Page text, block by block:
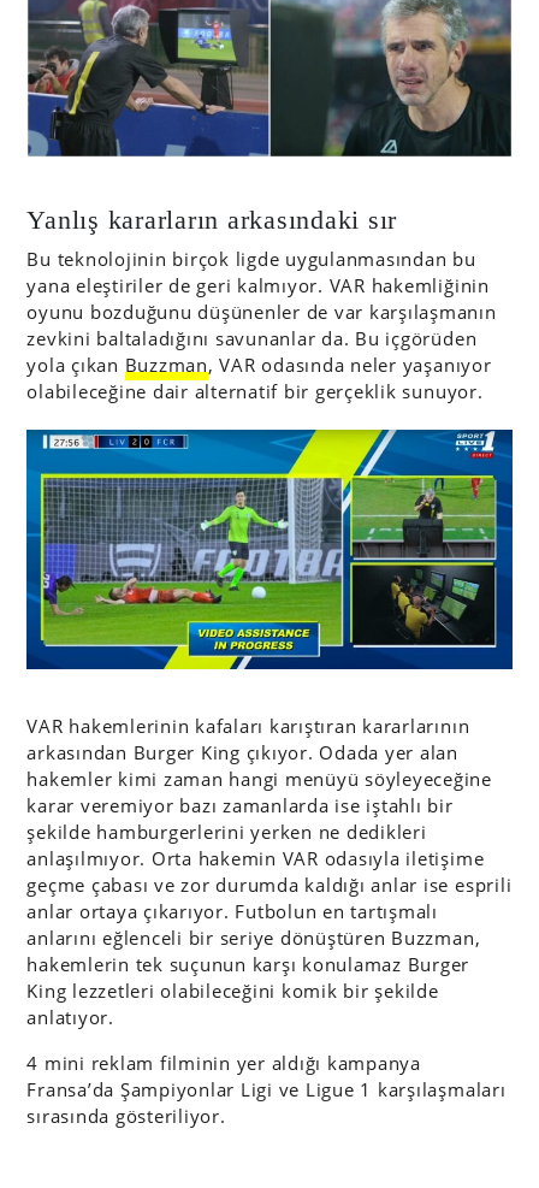
Yanlış kararların arkasındaki sır
Bu teknolojinin birçok ligde uygulanmasından bu
yana eleştiriler de geri kalmıyor. VAR hakemliğinin
oyunu bozduğunu düşünenler de var karşılaşmanın
zevkini baltaladığını savunanlar da. Bu içgörüden
yola çıkan Buzzman, VAR odasında neler yaşanıyor
olabileceğine dair alternatif bir gerçeklik sunuyor.
VAR hakemlerinin kafaları karıştıran kararlarının
arkasından Burger King çıkıyor. Odada yer alan
hakemler kimi zaman hangi menüyü söyleyeceğine
karar veremiyor bazı zamanlarda ise iştahlı bir
şekilde hamburgerlerini yerken ne dedikleri
anlaşılmıyor. Orta hakemin VAR odasıyla iletişime
geçme çabası ve zor durumda kaldığı anlar ise esprili
anlar ortaya çıkarıyor. Futbolun en tartışmalı
anlarını eğlenceli bir seriye dönüştüren Buzzman,
hakemlerin tek suçunun karşı konulamaz Burger
King lezzetleri olabileceğini komik bir şekilde
anlatıyor.
4 mini reklam filminin yer aldığı kampanya
Fransa’da Şampiyonlar Ligi ve Ligue 1 karşılaşmaları
sırasında gösteriliyor.